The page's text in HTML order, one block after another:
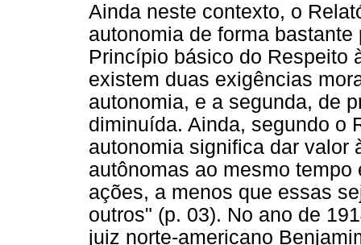
Ainda neste contexto, o
autonomia de forma
Princípio básico do Respeito
existem duas exigências
autonomia, e a segunda, de
diminuída. Ainda, segundo o
autonomia significa dar valor
autônomas ao mesmo
ações, a menos que essas
outros" (p. 03). No ano de
juiz norte-americano